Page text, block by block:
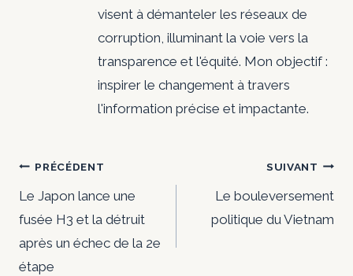
visent à démanteler les réseaux de
corruption, illuminant la voie vers la
transparence et l'équité. Mon objectif :
inspirer le changement à travers
l'information précise et impactante.
Navigation
de
l’article
PRÉCÉDENT
Le Japon lance une
fusée H3 et la détruit
après un échec de la 2e
étape
SUIVANT
Le bouleversement
politique du Vietnam